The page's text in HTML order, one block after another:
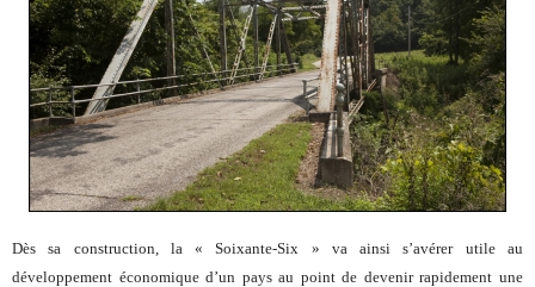
Dès sa construction, la « Soixante-Six » va ainsi s’avérer utile au
développement économique d’un pays au point de devenir rapidement une